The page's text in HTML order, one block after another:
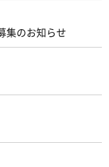
集のお知らせ